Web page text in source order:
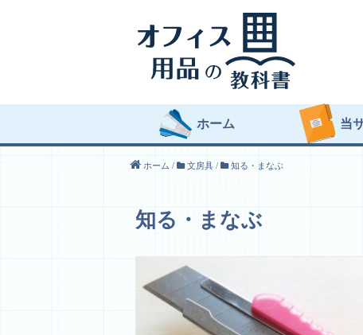
ホーム 当
ホーム / 文房具 / 知る・まなぶ
知る・まなぶ